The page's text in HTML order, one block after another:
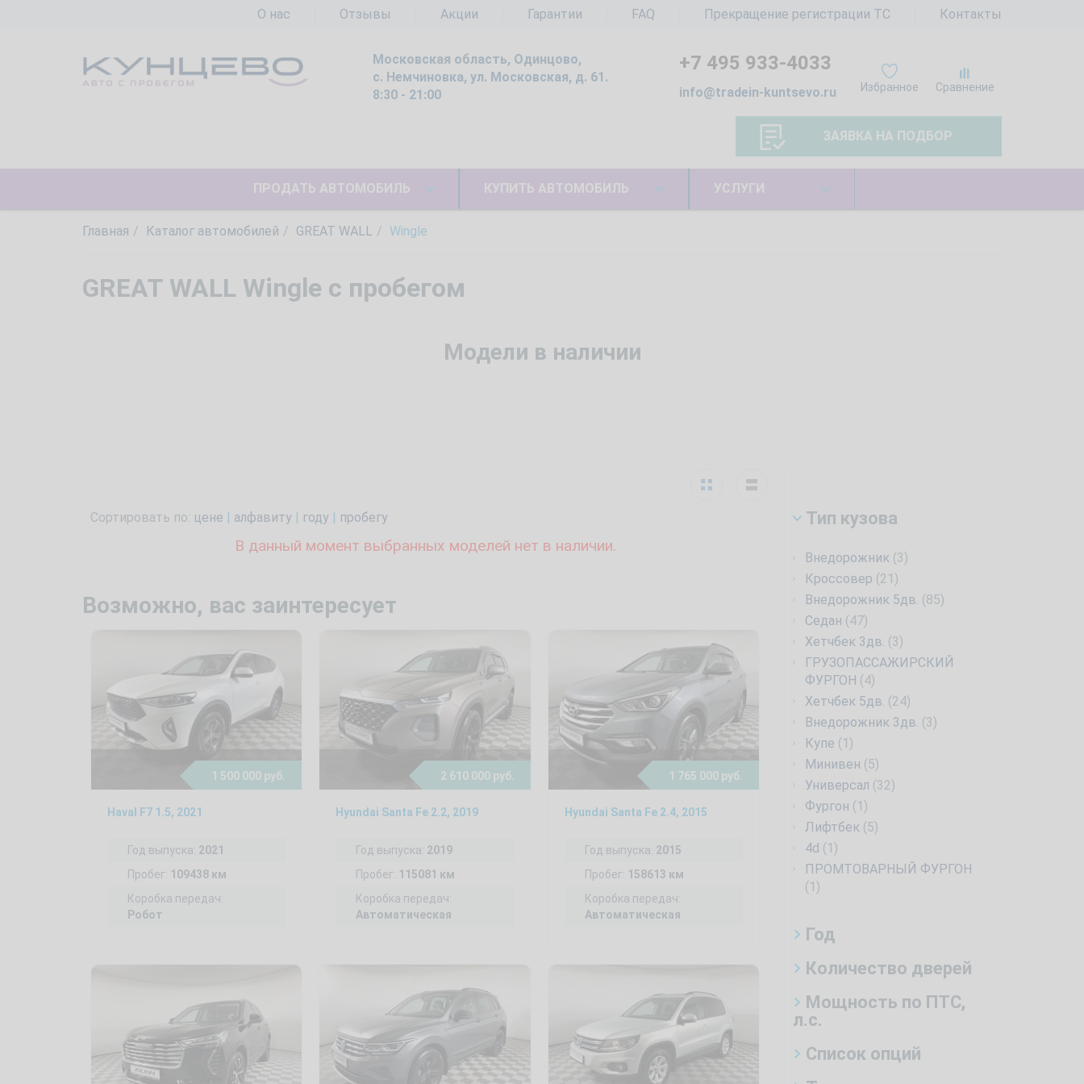
О нас Отзывы Акции Гарантии FAQ Прекращение регистрации ТС Контакты
Московская область, Одинцово,
с. Немчиновка, ул. Московская, д. 61.
8:30 - 21:00
Избранное Сравнение
+7 495 933-4033
info@tradein-kuntsevo.ru
ЗАЯВКА НА ПОДБОР
ПРОДАТЬ АВТОМОБИЛЬ КУПИТЬ АВТОМОБИЛЬ УСЛУГИ
Главная Каталог автомобилей GREAT WALL Wingle
GREAT WALL Wingle с пробегом
Модели в наличии
Тип кузова
Внедорожник (3)
Кроссовер (21)
Внедорожник 5дв. (85)
Седан (47)
Хетчбек 3дв. (3)
ГРУЗОПАССАЖИРСКИЙ
ФУРГОН (4)
Хетчбек 5дв. (24)
Внедорожник 3дв. (3)
Купе (1)
Минивен (5)
Универсал (32)
Фургон (1)
Лифтбек (5)
4d (1)
ПРОМТОВАРНЫЙ ФУРГОН
(1)
Год
Количество дверей
Мощность по ПТС,
л.с.
Список опций
Сортировать по: цене | алфавиту | году | пробегу
В данный момент выбранных моделей нет в наличии.
Возможно, вас заинтересует
1 500 000 руб.
Haval F7 1.5, 2021
Год выпуска: 2021
Пробег: 109438 км
Коробка передач:
Робот
2 610 000 руб.
Hyundai Santa Fe 2.2, 2019
Год выпуска: 2019
Пробег: 115081 км
Коробка передач:
Автоматическая
1 765 000 руб.
Hyundai Santa Fe 2.4, 2015
Год выпуска: 2015
Пробег: 158613 км
Коробка передач:
Автоматическая